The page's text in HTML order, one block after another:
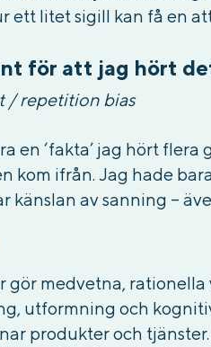
ett litet sigill kan få en
för att jag hört
/ repetition bias
en ‘fakta’ jag hört
kom ifrån. Jag hade
av sanning –
medvetna, rationella
utformning och
produkter och tjänster.